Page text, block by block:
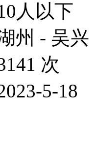
人以下
州 - 吴兴
次
5-18